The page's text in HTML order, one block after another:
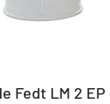
Fedt LM 2 EP